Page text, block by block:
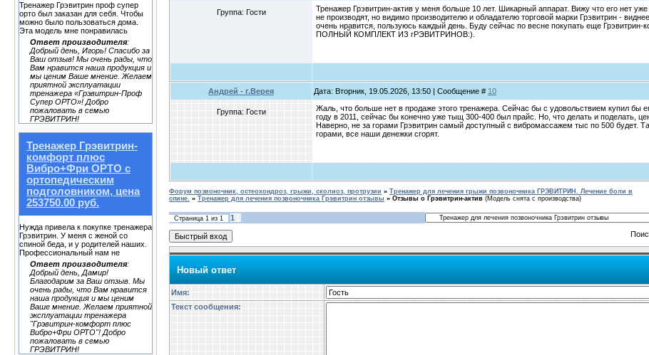
Тренажер Грэвитрин проф супер
орто был заказан для себя. Чтобы
можно было пользоваться дома.
Эта модель мне понравилась
Ответ производителя:
Добрый день, Игорь! Спасибо за
Ваш отзыв! Мы очень рады, что
Вам нравится наша продукция и
мы ценим Ваше мнение. Желаем
приятной эксплуатации
тренажера «Грэвитрин-Проф
Супер ОРТО»! Добро
пожаловать в семью
ГРЭВИТРИН!
Тренажер Грэвитрин-
комфорт плюс
Вибро+Фри ОРТО с
ортопедическим
подголовником, цена
253750.00 руб.
Нужда привела к покупке тренажера
Грэвитрин. У меня с женой со
спиной беда, и у родителей наших.
Профессиональный нам не
Ответ производителя:
Добрый день, Дамир!
Благодарим за Ваш отзыв. Мы
очень рады, что Вам нравится
наша продукция и мы ценим
Ваше мнение. Желаем приятной
эксплуатации тренажера
"Грэвитрин-комфорт плюс
Вибро+Фри ОРТО"! Добро
пожаловать в семью
ГРЭВИТРИН!
Группа: Гости
Тренажер Грэвитрин-актив у меня больше 10 лет. Шикарный аппарат. Вижу что его нет
не производят, но видимо производителю и обладателю торговой марки Грэвитрин -
очень нравится, пользуюсь каждый день. Буду сейчас по весне покупать еще
ПОЛНЫЙ КОМПЛЕКТ ИЗ гРЭВИТРИНОВ:).
Андрей - г.Верея Дата: Вторник, 19.05.2026, 13:50 | Сообщение # 10
Группа: Гости
Жаль, что больше нет в продаже этого тренажера. Сейчас бы с удовольствием купил бы
году в 2011, сейчас бы конечно уже тыщ 300-400 был прайс. Но, что делать и поделать,
Наверно, не за горами Грэвитрин самый доступный с вибромассажем тыс по 500 будет.
горами, все наши денежки сгорят.
Форум позвоночник, остеохондроз, грыжи, сколиоз, протрузии » Тренажер для лечения грыжи позвоночника ГРЭВИТРИН. Лечение боли в
спине. » Тренажер для лечения позвоночника Грэвитрин отзывы » Отзывы о Грэвитрин-актив (Модель снята с производства)
Страница 1 из 1
1
Новый ответ
Имя:
Текст сообщения: